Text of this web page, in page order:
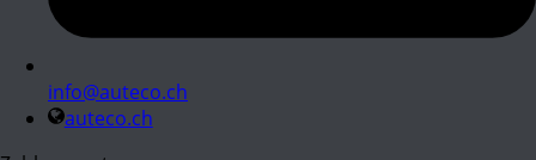
info@auteco.ch
auteco.ch